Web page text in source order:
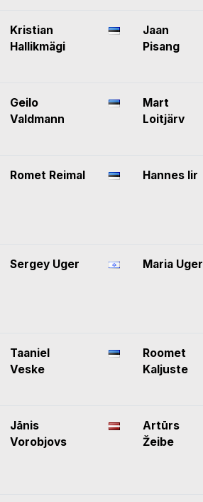
Kristian
Hallikmägi
Jaan
Pisang
Geilo
Valdmann
Mart
Loitjärv
Romet Reimal Hannes Iir
Sergey Uger Maria Uger
Taaniel
Veske
Roomet
Kaljuste
Jānis
Vorobjovs
Artūrs
Žeibe